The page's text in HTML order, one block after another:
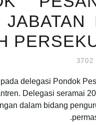
delegasi Pondok
Delegasi seramai
dalam bidang